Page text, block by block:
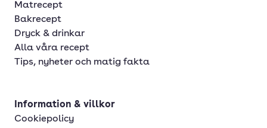
Matrecept
Bakrecept
Dryck & drinkar
Alla våra recept
Tips, nyheter och matig fakta
Information & villkor
Cookiepolicy